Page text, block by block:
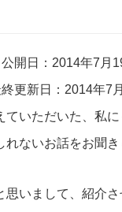
公開日：2014年7月
更新日：2014年7
ていただいた、私
れないお話をお聞き
思いまして、紹介さ